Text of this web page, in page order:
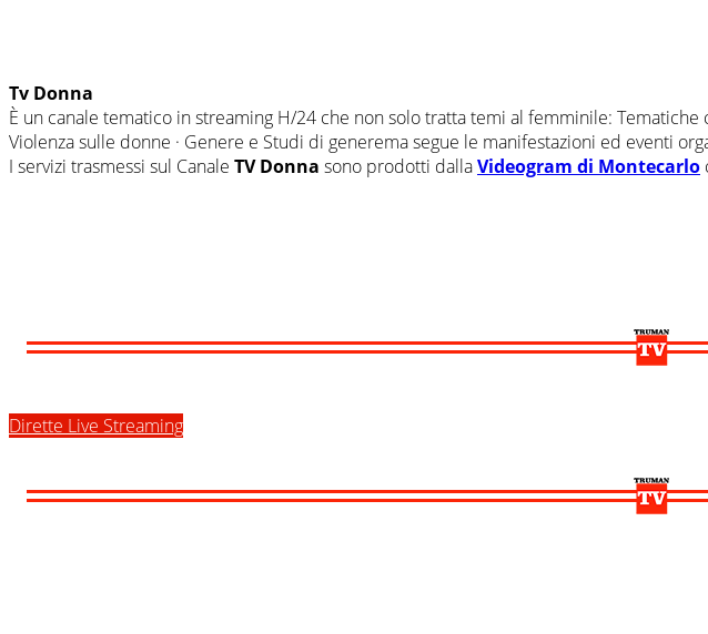
Tv Donna
È un canale tematico in streaming H/24 che non solo tratta temi al femminile:
Violenza sulle donne · Genere e Studi di generema segue le manifestazioni ed eventi
I servizi trasmessi sul Canale TV Donna sono prodotti dallaVideogram di Montecarlo
Dirette Live Streaming